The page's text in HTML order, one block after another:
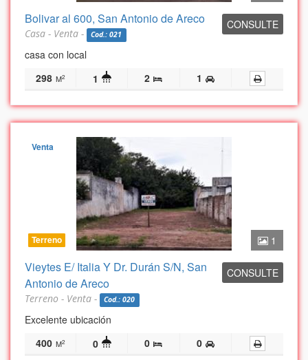
CONSULTE
Bolivar al 600, San Antonio de Areco
Casa - Venta - Cod.: 021
casa con local
298 M2 1 2 1
1
Venta
Terreno
CONSULTE
Vieytes E/ Italia Y Dr. Durán S/N, San
Antonio de Areco
Terreno - Venta - Cod.: 020
Excelente ubicación
400 M2 0 0 0